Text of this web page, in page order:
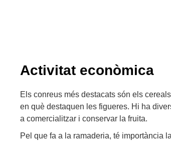
Activitat econòmica
Els conreus més destacats són els
en què destaquen les figueres. Hi ha
a comercialitzar i conservar la fruita.
Pel que fa a la ramaderia, té importància